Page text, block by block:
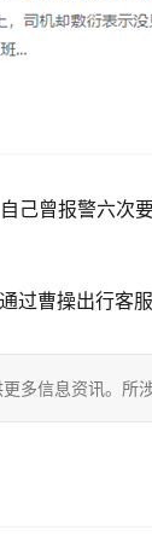
己曾报警六次
过曹操出行客
多信息资讯。